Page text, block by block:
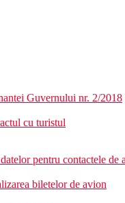
pranz
the-hotel/
de a plati taxa
Guvernului nr. 2/2018
cu turistul
pentru contactele de
biletelor de avion